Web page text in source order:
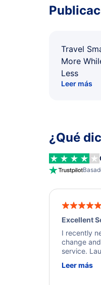
Travel
More
Less
Leer más
¿Qué
Excellent
I recently
change
service.
a solution
Leer más